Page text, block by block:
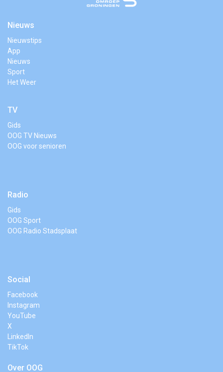
Nieuws
Nieuwstips
App
Nieuws
Sport
Het Weer
TV
Gids
OOG TV Nieuws
OOG voor senioren
Radio
Gids
OOG Sport
OOG Radio Stadsplaat
Social
Facebook
Instagram
YouTube
X
LinkedIn
TikTok
Over OOG